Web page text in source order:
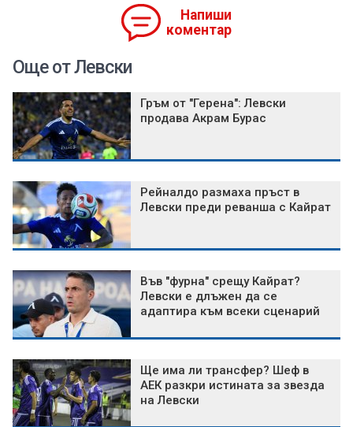
Напиши
коментар
Още от Левски
Гръм от "Герена": Левски
продава Акрам Бурас
Рейналдо размаха пръст в
Левски преди реванша с Кайрат
Във "фурна" срещу Кайрат?
Левски е длъжен да се
адаптира към всеки сценарий
Ще има ли трансфер? Шеф в
АЕК разкри истината за звезда
на Левски